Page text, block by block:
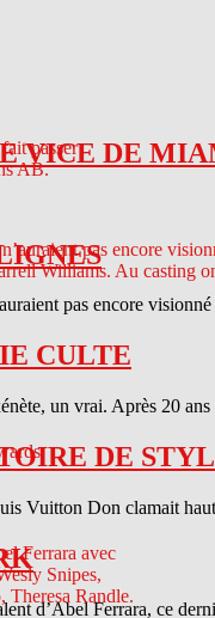
VICE DE
pas encore
CULTE
un vrai. Après 20
DE
Vuitton Don clamait
d’Abel Ferrara, ce